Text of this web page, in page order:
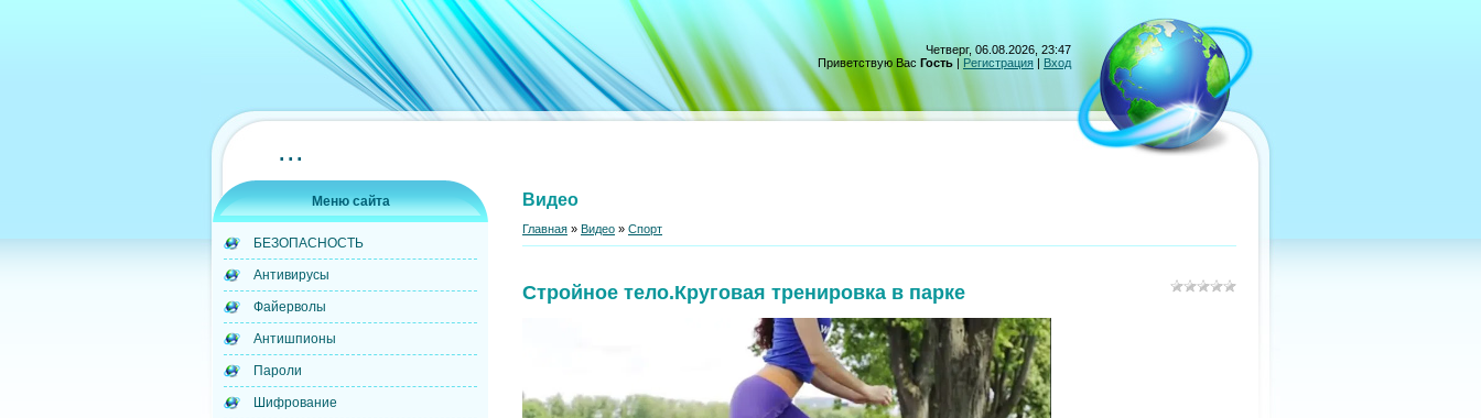
Четверг, 06.08.2026, 23:47
Приветствую Вас Гость | Регистрация | Вход
...
Меню сайта
БЕЗОПАСНОСТЬ
Антивирусы
Файерволы
Антишпионы
Пароли
Шифрование
Видео
Главная » Видео » Спорт
Стройное тело.Круговая тренировка в парке